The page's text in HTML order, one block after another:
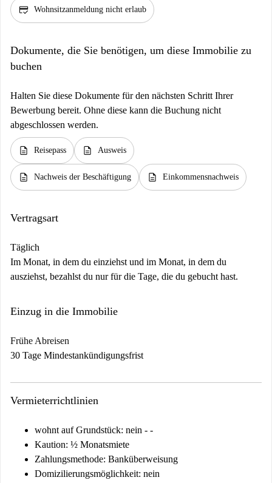
credit_score Wohnsitzanmeldung nicht erlaub
Dokumente, die Sie benötigen, um diese Immobilie zu
buchen
Halten Sie diese Dokumente für den nächsten Schritt Ihrer
Bewerbung bereit. Ohne diese kann die Buchung nicht
abgeschlossen werden.
description Reisepass description Ausweis
description Nachweis der Beschäftigung description Einkommensnachweis
Vertragsart
Täglich
Im Monat, in dem du einziehst und im Monat, in dem du
ausziehst, bezahlst du nur für die Tage, die du gebucht hast.
Einzug in die Immobilie
Frühe Abreisen
30 Tage Mindestankündigungsfrist
Vermieterrichtlinien
wohnt auf Grundstück: nein - -
Kaution: ½ Monatsmiete
Zahlungsmethode: Banküberweisung
Domizilierungsmöglichkeit: nein